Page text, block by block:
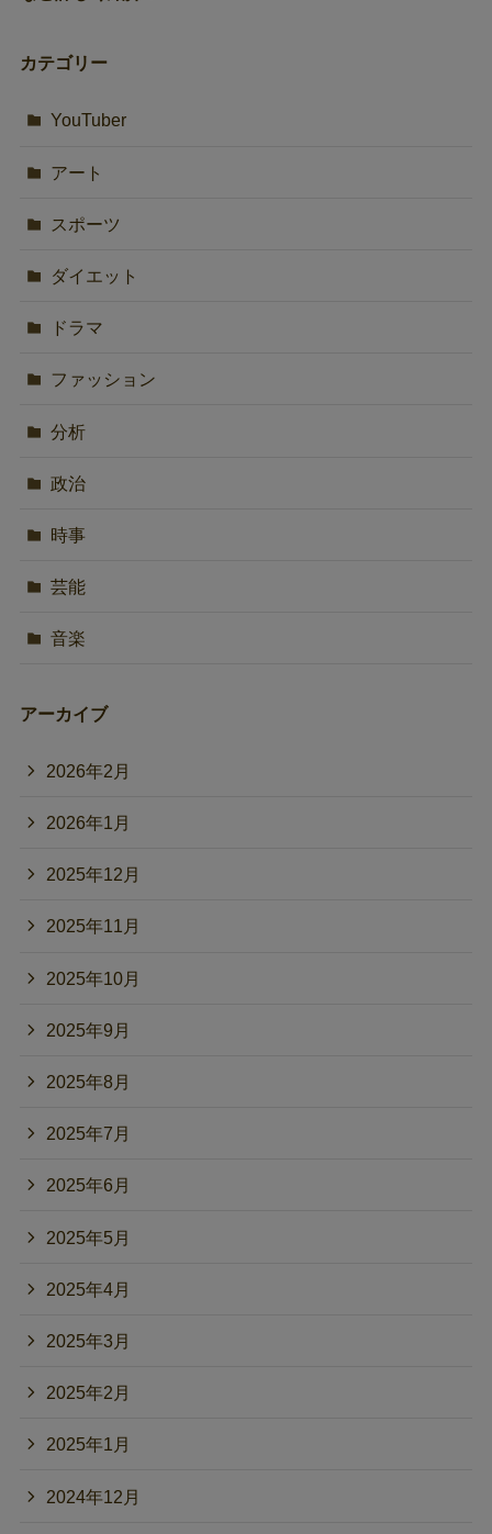
カテゴリー
YouTuber
アート
スポーツ
ダイエット
ドラマ
ファッション
分析
政治
時事
芸能
音楽
アーカイブ
2026年2月
2026年1月
2025年12月
2025年11月
2025年10月
2025年9月
2025年8月
2025年7月
2025年6月
2025年5月
2025年4月
2025年3月
2025年2月
2025年1月
2024年12月